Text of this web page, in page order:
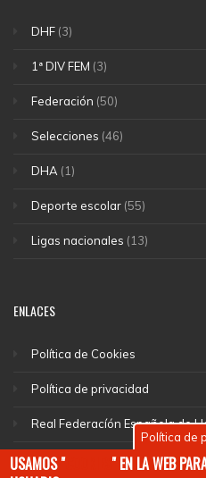
DHF (3)
1ª DIV FEM (3)
Federación (50)
Selecciones (46)
DHA (1)
Deporte escolar (55)
Ligas nacionales (13)
ENLACES
Política de Cookies
Política de privacidad
Real Federacíón Española de
EuroHockey
Política de
USAMOS "COOKIES " EN LA WEB